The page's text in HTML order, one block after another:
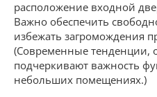
расположение входной
Важно обеспечить
избежать загромождения
(Современные тенденции,
подчеркивают важность
небольших помещениях.)